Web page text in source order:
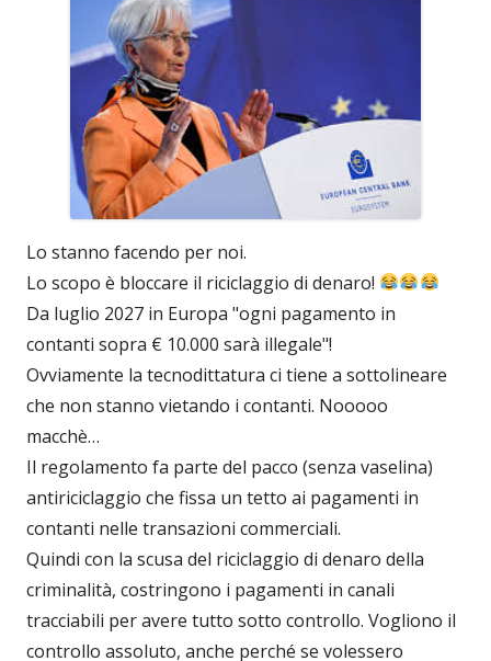
Lo stanno facendo per noi.
Lo scopo è bloccare il riciclaggio di denaro!
Da luglio 2027 in Europa "ogni pagamento in
contanti sopra € 10.000 sarà illegale"!
Ovviamente la tecnodittatura ci tiene a sottolineare
che non stanno vietando i contanti. Nooooo
macchè…
Il regolamento fa parte del pacco (senza vaselina)
antiriciclaggio che fissa un tetto ai pagamenti in
contanti nelle transazioni commerciali.
Quindi con la scusa del riciclaggio di denaro della
criminalità, costringono i pagamenti in canali
tracciabili per avere tutto sotto controllo. Vogliono il
controllo assoluto, anche perché se volessero